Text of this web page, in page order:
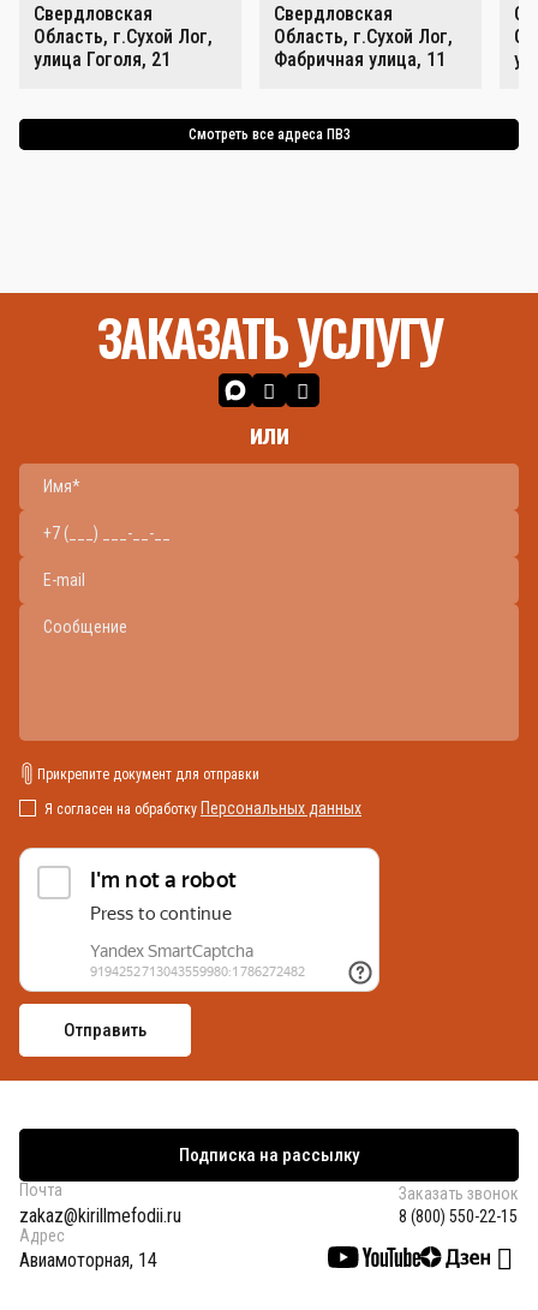
Свердловская
Область, г.Сухой Лог,
улица Гоголя, 21
Свердловская
Область, г.Сухой Лог,
Фабричная улица, 11
Смотреть все адреса ПВЗ
ЗАКАЗАТЬ УСЛУГУ
или
Прикрепите документ для отправки
Я согласен на обработку Персональных данных
Подписка на рассылку
Почта
zakaz@kirillmefodii.ru
Заказать звонок
8 (800) 550-22-15
Адрес
Авиамоторная, 14